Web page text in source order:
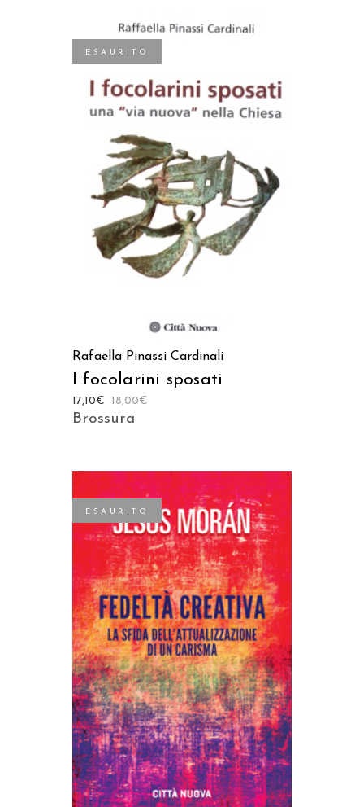
ESAURITO
LEGGI TUTTO
Rafaella Pinassi Cardinali
I focolarini sposati
18,00€
17,10€
Brossura
ESAURITO
LEGGI TUTTO